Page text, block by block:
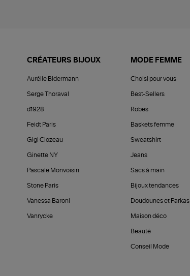
CRÉATEURS BIJOUX
Aurélie Bidermann
Serge Thoraval
d1928
Feidt Paris
Gigi Clozeau
Ginette NY
Pascale Monvoisin
Stone Paris
Vanessa Baroni
Vanrycke
MODE FEMME
Choisi pour vous
Best-Sellers
Robes
Baskets femme
Sweatshirt
Jeans
Sacs à main
Bijoux tendances
Doudounes et Parkas
Maison déco
Beauté
Conseil Mode